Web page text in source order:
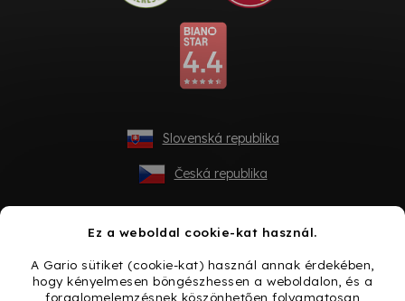
Ez a weboldal cookie-kat használ.
A Gario sütiket (cookie-kat) használ annak érdekében,
hogy kényelmesen böngészhessen a weboldalon, és a
forgalomelemzésnek köszönhetően folyamatosan
Slovenská republika
Česká republika